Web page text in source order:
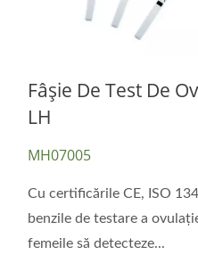
Fâșie De Test De
LH
MH07005
Cu certificările CE, ISO
benzile de testare a
femeile să detecteze...